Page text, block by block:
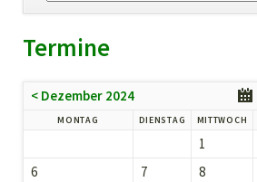
überspringen
Termine
< Dezember 2024
MONTAG DIENSTAG MITTWOCH
1
6
7 8